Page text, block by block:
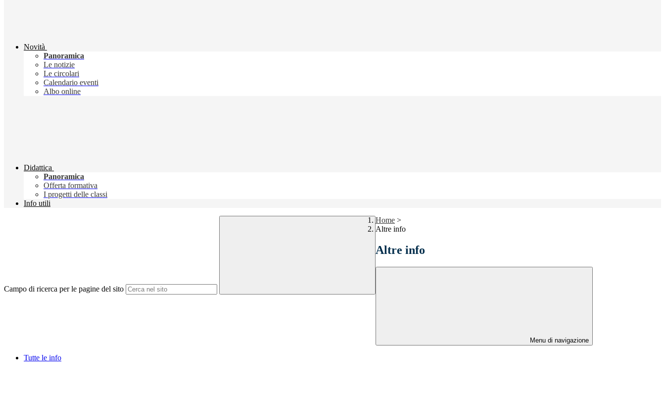
Novità
Panoramica
Le notizie
Le circolari
Calendario eventi
Albo online
Didattica
Panoramica
Offerta formativa
I progetti delle classi
Info utili
Campo di ricerca per le pagine del sito
Home >
Altre info
Altre info
Menu di navigazione
Tutte le info